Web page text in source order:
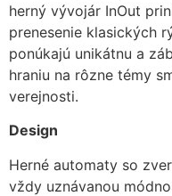
herný vývojár InOut
prenesenie klasických
ponúkajú unikátnu a
hraniu na rôzne témy
verejnosti.
Design
Herné automaty so
vždy uznávanou